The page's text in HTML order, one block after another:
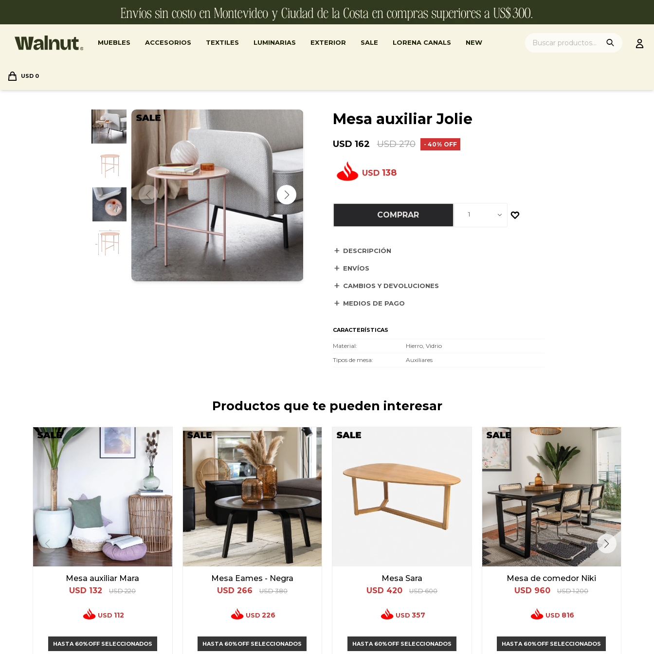
MUEBLES ACCESORIOS TEXTILES LUMINARIAS EXTERIOR SALE LORENA CANALS NEW
USD 0
Mesa auxiliar Jolie
USD 162 USD 270 40
USD 138
1
COMPRAR
DESCRIPCIÓN
ENVÍOS
CAMBIOS Y DEVOLUCIONES
MEDIOS DE PAGO
CARACTERÍSTICAS
Material
Hierro, Vidrio
Tipos de mesa
Auxiliares
Productos que te pueden interesar
Mesa auxiliar Mara
USD 132 USD 220
USD 112
HASTA 60%OFF SELECCIONADOS
Mesa Eames - Negra
USD 266 USD 380
USD 226
HASTA 60%OFF SELECCIONADOS
Mesa Sara
USD 420 USD 600
USD 357
HASTA 60%OFF SELECCIONADOS
Mesa de comedor Niki
USD 960 USD 1.200
USD 816
HASTA 60%OFF SELECCIONADOS